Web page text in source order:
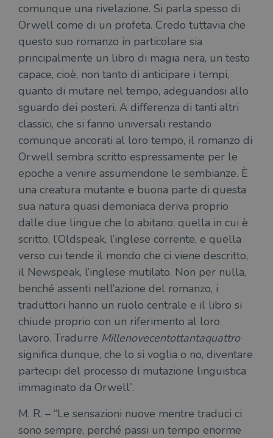
comunque una rivelazione. Si parla spesso di
Orwell come di un profeta. Credo tuttavia che
questo suo romanzo in particolare sia
principalmente un libro di magia nera, un testo
capace, cioè, non tanto di anticipare i tempi,
quanto di mutare nel tempo, adeguandosi allo
sguardo dei posteri. A differenza di tanti altri
classici, che si fanno universali restando
comunque ancorati al loro tempo, il romanzo di
Orwell sembra scritto espressamente per le
epoche a venire assumendone le sembianze. È
una creatura mutante e buona parte di questa
sua natura quasi demoniaca deriva proprio
dalle due lingue che lo abitano: quella in cui è
scritto, l’Oldspeak, l’inglese corrente, e quella
verso cui tende il mondo che ci viene descritto,
il Newspeak, l’inglese mutilato. Non per nulla,
benché assenti nell’azione del romanzo, i
traduttori hanno un ruolo centrale e il libro si
chiude proprio con un riferimento al loro
lavoro. Tradurre Millenovecentottantaquattro
significa dunque, che lo si voglia o no, diventare
partecipi del processo di mutazione linguistica
immaginato da Orwell”.
M. R. – “Le sensazioni nuove mentre traduci ci
sono sempre, perché passi un tempo enorme